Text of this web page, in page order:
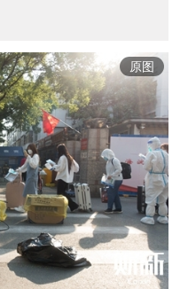
原图